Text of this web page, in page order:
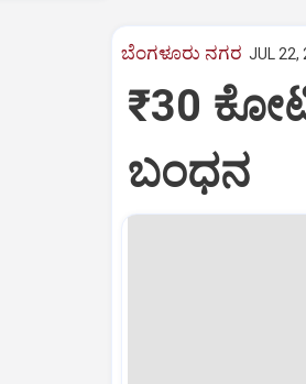
ಬೆಂಗಳೂರು ನಗರ JUL 22,
₹30
ಬಂಧನ